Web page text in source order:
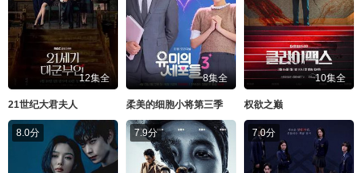
12集全
21世纪大君夫人
8集全
柔美的细胞小将第三季
10集全
权欲之巅
8.0分 7.9分 7.0分